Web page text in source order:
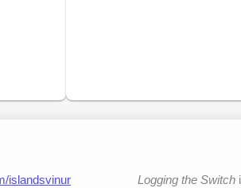
islandsvinur Logging the Switch